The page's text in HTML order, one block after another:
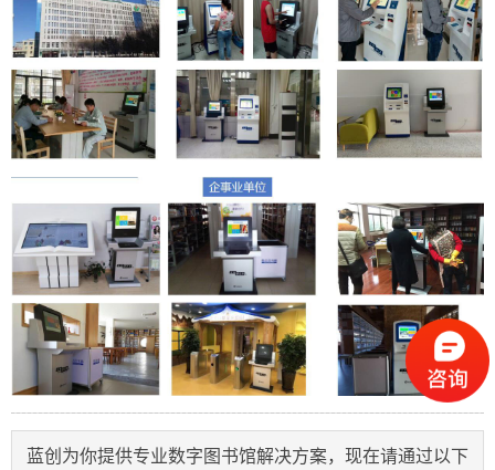
蓝创为你提供专业数字图书馆解决方案，现在请通过以下